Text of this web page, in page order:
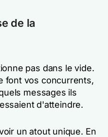
de la
pas dans le vide.
font vos concurrents,
messages ils
d'atteindre.
un atout unique. En